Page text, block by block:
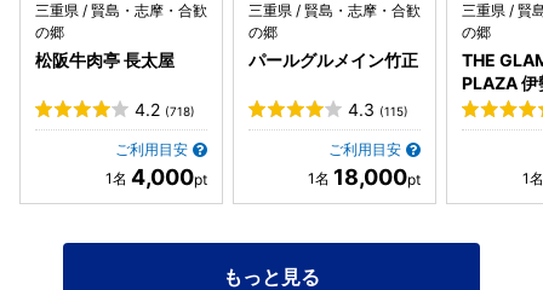
三重県 / 賢島・志摩・合歓
の郷
松阪牛肉亭 長太屋
4.2 (718)
ご利用目安
4,000
三重県 / 賢島・志摩・合歓
の郷
パールグルメイン竹正
4.3 (115)
ご利用目安
18,000
三重県 / 賢
の郷
THE
PLAZA 伊
もっと見る